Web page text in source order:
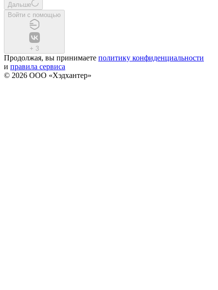
Дальше
Войти с помощью
+ 3
Продолжая, вы принимаете политику конфиденциальности
и правила сервиса
© 2026 ООО «Хэдхантер»